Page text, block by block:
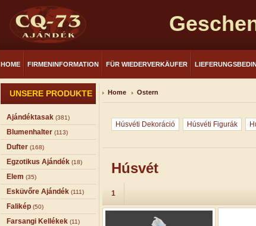
HOME FIRMENINFORMATION FÜR WIEDERVERKÄUFER
UNSERE PRODUKTE
Ajándéktasak (381)
Blumenhalter (113)
Dufter (168)
Egzotikus Ajándék (18)
Elem (35)
Esküvőre Ajándék (111)
Falikép (50)
Farsangi Kellékek (11)
Home Ostern
Húsvéti Dekoráció Húsvéti Figurák
Húsvét
1